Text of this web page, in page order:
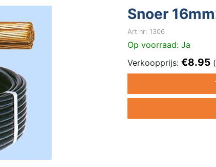
Snoer
Art nr: 1306
Op voorraad: Ja
Verkoopprijs: €8.95